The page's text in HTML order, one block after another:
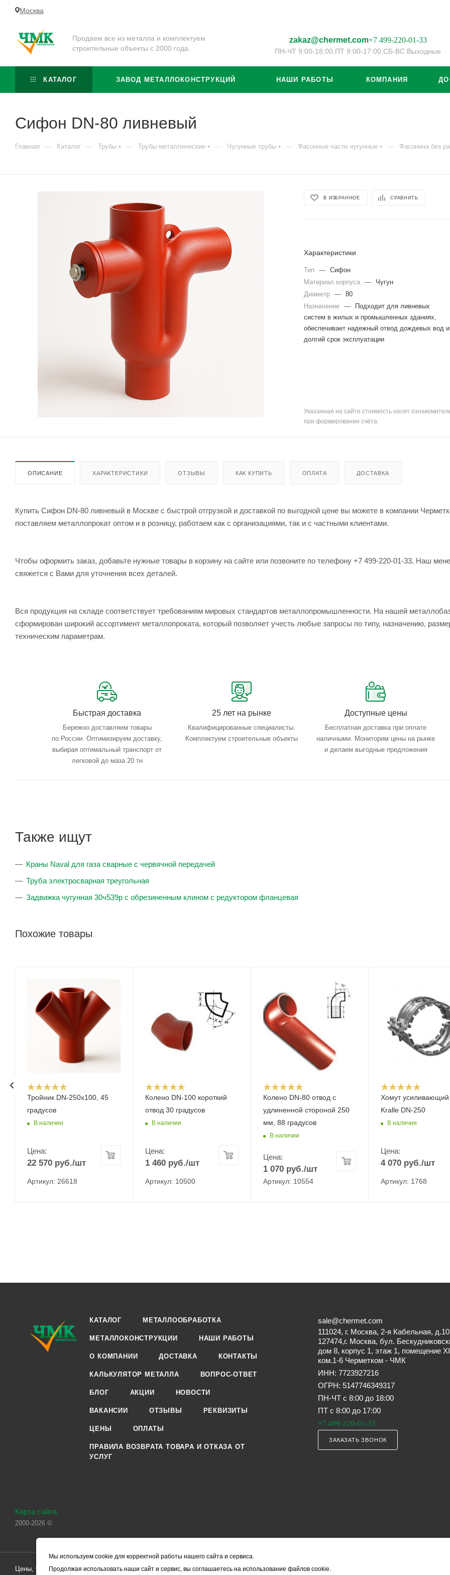
Москва
Продаем все из металла и комплектуем
строительные объекты с 2000 года.
zakaz@chermet.com+7 499-220-01-33
ПН-ЧТ 9:00-18:00, ПТ 9:00-17:00, СБ-ВС Выходные
КАТАЛОГ ЗАВОД МЕТАЛЛОКОНСТРУКЦИЙ НАШИ РАБОТЫ КОМПАНИЯ
Сифон DN-80 ливневый
Главная — Каталог — Трубы — Трубы металлические — Чугунные трубы — Фасонные части чугунные — Фасонина без
В ИЗБРАННОЕ СРАВНИТЬ
Характеристики
Тип —
Сифон
Материал корпуса
—
Чугун
Диаметр
—
80
Назначение
—
Подходит для ливневых
систем в жилых и промышленных зданиях,
обеспечивает надежный отвод дождевых вод и
долгий срок эксплуатации
Указанная на сайте стоимость носит
при формировании счёта.
ОПИСАНИЕ ХАРАКТЕРИСТИКИ ОТЗЫВЫ КАК КУПИТЬ ОПЛАТА ДОСТАВКА
Купить Сифон DN-80 ливневый в Москве с быстрой отгрузкой и доставкой по выгодной цене вы можете в компании Черметком. Мы
поставляем металлопрокат оптом и в розницу, работаем как с организациями, так и с частными клиентами.
Чтобы оформить заказ, добавьте нужные товары в корзину на сайте или позвоните по телефону +7 499-220-01-33. Наш
свяжется с Вами для уточнения всех деталей.
Вся продукция на складе соответствует требованиям мировых стандартов металлопромышленности. На нашей
сформирован широкий ассортимент металлопроката, который позволяет учесть любые запросы по типу, назначению,
техническим параметрам.
Быстрая доставка
Бережно доставляем товары
по России. Оптимизируем доставку,
выбирая оптимальный транспорт от
легковой до маза 20 тн
25 лет на рынке
Квалифицированные специалисты.
Комплектуем строительные объекты
Доступные цены
Бесплатная доставка при оплате
наличными. Мониторим цены на рынке
и делаем выгодные предложения
Также ищут
Краны Naval для газа сварные с червячной передачей
Труба электросварная треугольная
Задвижка чугунная 30ч539р с обрезиненным клином с редуктором фланцевая
Похожие товары
Тройник DN-250x100, 45
градусов
В наличии
Цена:
22 570 руб./шт
Артикул: 26618
Колено DN-100 короткий
отвод 30 градусов
В наличии
Цена:
1 460руб./шт
Артикул: 10500
Колено DN-80 отвод с
удлиненной стороной 250
мм, 88 градусов
В наличии
Цена:
1 070руб./шт
Артикул: 10554
Хомут усиливающий
Kralle DN-250
В наличии
Цена:
4 070 руб./шт
Артикул: 1768
КАТАЛОГ МЕТАЛЛООБРАБОТКА
МЕТАЛЛОКОНСТРУКЦИИ НАШИ РАБОТЫ
О КОМПАНИИ ДОСТАВКА КОНТАКТЫ
КАЛЬКУЛЯТОР МЕТАЛЛА ВОПРОС-ОТВЕТ
БЛОГ АКЦИИ НОВОСТИ
ВАКАНСИИ ОТЗЫВЫ РЕКВИЗИТЫ
ЦЕНЫ ОПЛАТЫ
ПРАВИЛА ВОЗВРАТА ТОВАРА И ОТКАЗА ОТ
УСЛУГ
sale@chermet.com
111024, г. Москва, 2-я Кабельная, д.10
127474,г. Москва, бул.
дом 8, корпус 1, этаж 1, помещение
ком.1-6 Черметком - ЧМК
ИНН: 7723927216
ОГРН: 5147746349317
ПН-ЧТ с 8:00 до 18:00
ПТ с 8:00 до 17:00
+7 499-220-01-33
ЗАКАЗАТЬ ЗВОНОК
Карта сайта
2000-2026 ©
Цены, указанные на сайте, носят справочный характер и не являются офертой (в соответствии со ст. 435 ГК РФ). Они могут изменяться в
Мы используем cookie для корректной работы нашего сайта и сервиса.
Продолжая использовать наши сайт и сервис, вы соглашаетесь на использование файлов cookie.